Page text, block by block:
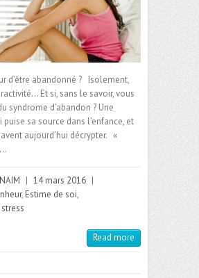
d’être abandonné ? Isolement,
Et si, sans le savoir, vous
syndrome d’abandon ? Une
sa source dans l’enfance, et
aujourd’hui décrypter. «
| 14 mars 2016 |
, Estime de soi,
stress
Read more